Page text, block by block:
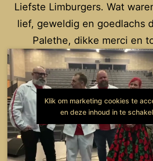
Liefste Limburgers. Wat
lief, geweldig en goedlachs
Palethe, dikke merci en
Klik om marketing cookies te
en deze inhoud in te